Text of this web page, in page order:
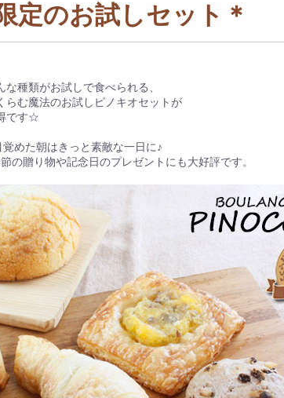
定のお試しセット＊
な種類がお試しで食べられる、
らむ魔法のお試しピノキオセットが
得です☆
目覚めた朝はきっと素敵な一日に♪
の贈り物や記念日のプレゼントにも大好評です。